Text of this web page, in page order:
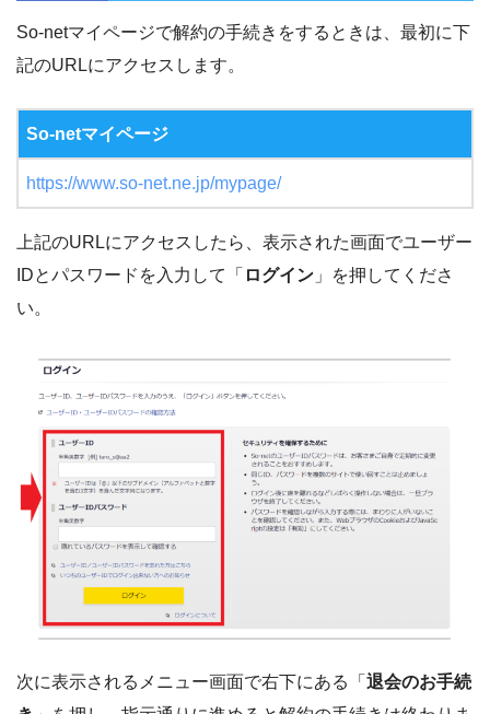
So-netマイページで解約の手続きをするときは、最初に下
記のURLにアクセスします。
So-netマイページ
https://www.so-net.ne.jp/mypage/
上記のURLにアクセスしたら、表示された画面でユーザー
IDとパスワードを入力して「 ログイン 」を押してくださ
い。
次に表示されるメニュー画面で右下にある「 退会のお手続